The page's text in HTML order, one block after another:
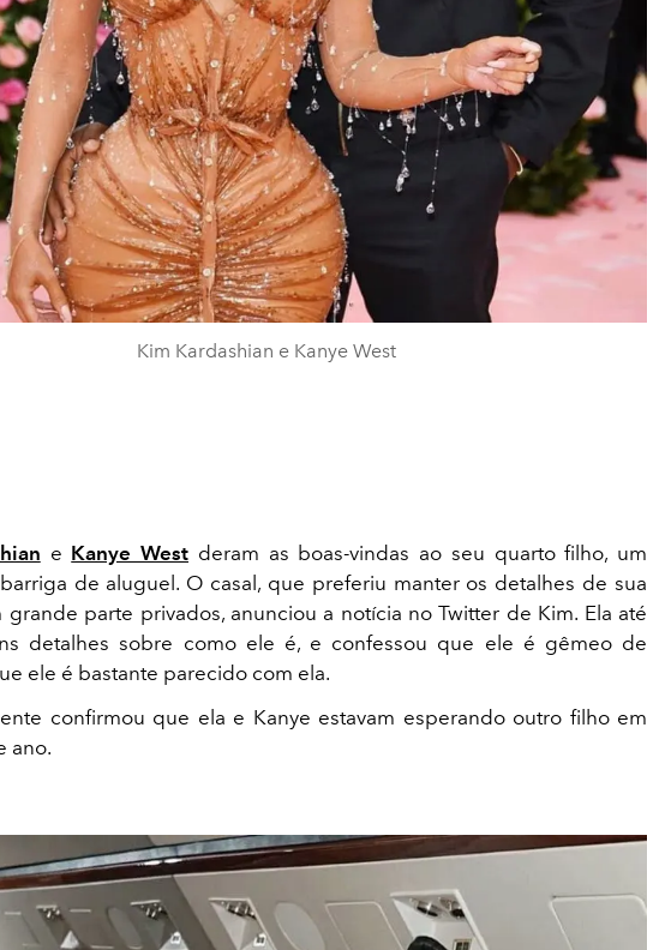
Kim Kardashian e Kanye West
e Kanye West deram as boas-vindas ao seu quarto filho, um
de aluguel. O casal, que preferiu manter os detalhes de sua
grande parte privados, anunciou a notícia no Twitter de Kim. Ela até
detalhes sobre como ele é, e confessou que ele é gêmeo de
ele é bastante parecido com ela.
confirmou que ela e Kanye estavam esperando outro filho em
ano.